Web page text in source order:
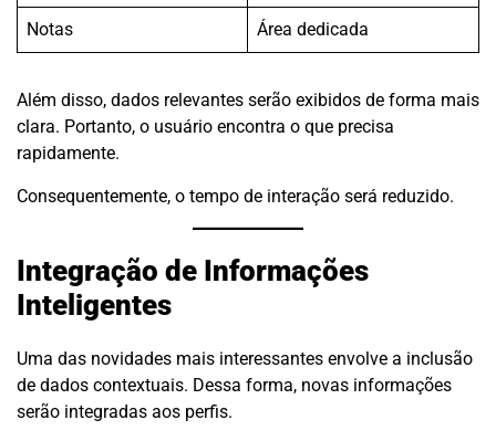
Notas Área dedicada
Além disso, dados relevantes serão exibidos de forma mais
clara. Portanto, o usuário encontra o que precisa
rapidamente.
Consequentemente, o tempo de interação será reduzido.
Integração de Informações
Inteligentes
Uma das novidades mais interessantes envolve a inclusão
de dados contextuais. Dessa forma, novas informações
serão integradas aos perfis.